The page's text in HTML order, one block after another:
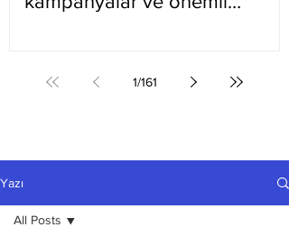
1/161
Yazı
All Posts